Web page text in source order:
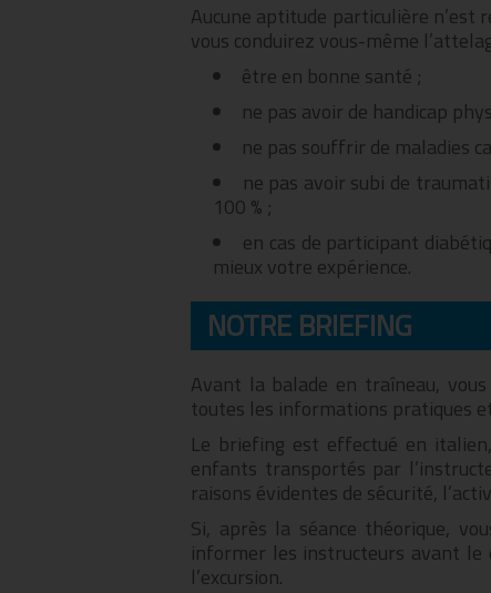
Aucune aptitude particulière n’est
vous conduirez vous-même
être en bonne santé ;
ne pas avoir de handicap
ne pas souffrir de maladies
ne pas avoir subi de
100 % ;
en cas de participant
mieux votre expérience.
NOTRE BRIEFING
Avant la balade en traîneau,
toutes les informations pratiques
Le briefing est effectué en
enfants transportés par
raisons évidentes de sécurité,
Si, après la séance théorique,
informer les instructeurs avant le
l’excursion.